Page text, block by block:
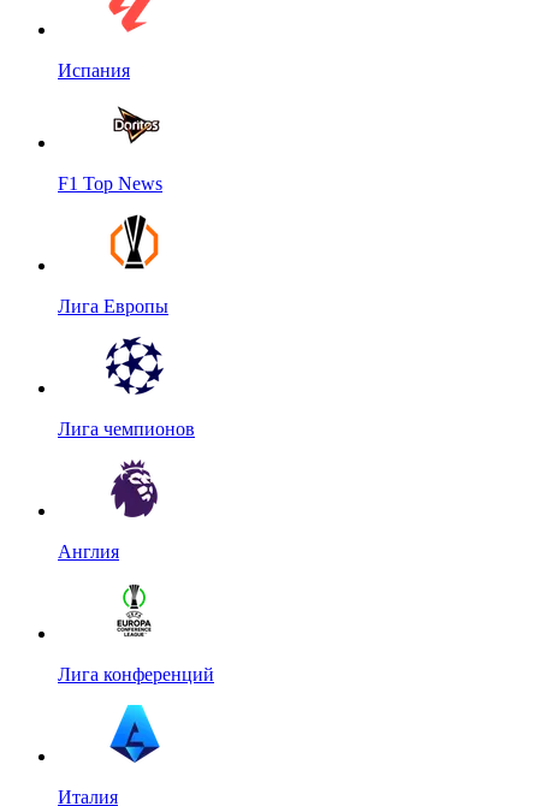
Испания
F1 Top News
Лига Европы
Лига чемпионов
Англия
Лига конференций
Италия